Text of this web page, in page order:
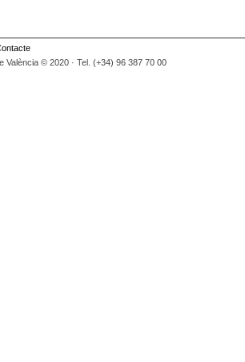
València © 2020 · Tel. (+34) 96 387 70 00